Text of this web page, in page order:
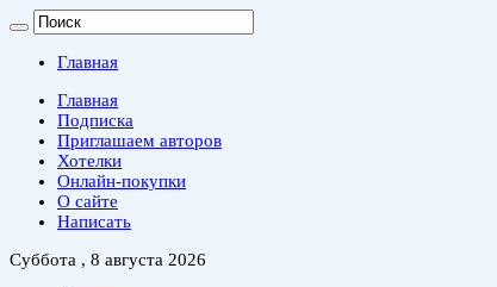
Главная
Главная
Подписка
Приглашаем авторов
Хотелки
Онлайн-покупки
О сайте
Написать
Суббота , 8 августа 2026